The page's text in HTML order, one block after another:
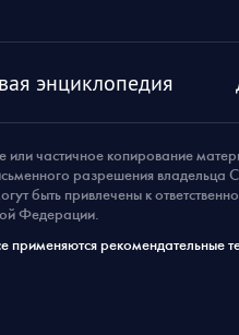
энциклопедия
частичное копирование
разрешения владельца
быть привлечены к
Федерации.
рекомендательные